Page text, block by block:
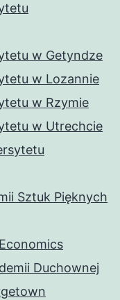
w Getyndze
w Lozannie
w Rzymie
w Utrechcie
Sztuk Pięknych
Duchownej